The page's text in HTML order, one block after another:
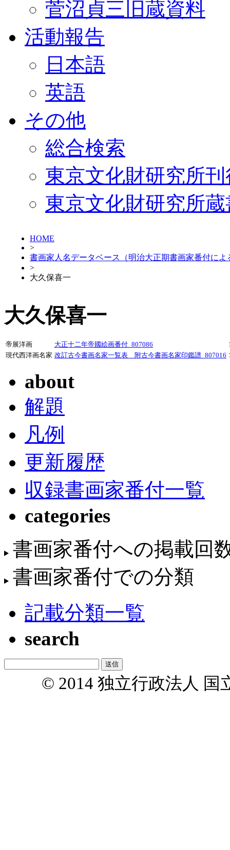
菅沼貞三旧蔵資料
活動報告
日本語
英語
その他
総合検索
東京文化財研究所
東京文化財研究所
HOME
>
書画家人名データベース（明治大正期書画家番付によ
>
大久保喜一
大久保喜一
帝展洋画 大正十二年帝國絵画番付_807086
現代西洋画名家 改訂古今書画名家一覧表 附古今書画名家印鑑譜_807016
about
解題
凡例
更新履歴
収録書画家番付一覧
categories
書画家番付への掲載回
書画家番付での分類
記載分類一覧
search
© 2014 独立行政法人 国